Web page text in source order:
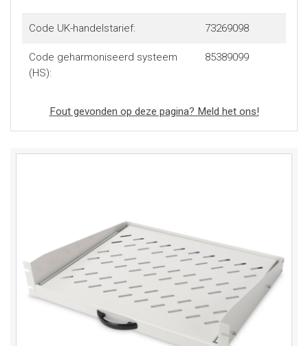
Code UK-handelstarief: 73269098
Code geharmoniseerd systeem
(HS):
85389099
Fout gevonden op deze pagina? Meld het ons!